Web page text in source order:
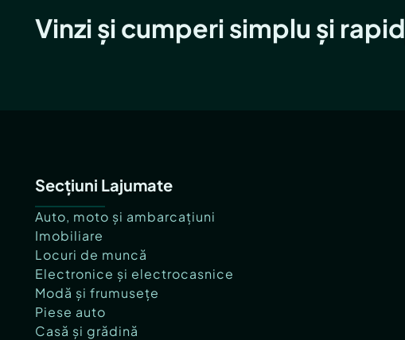
Vinzi și cumperi simplu și rapid
Secțiuni Lajumate
Auto, moto și ambarcațiuni
Imobiliare
Locuri de muncă
Electronice și electrocasnice
Modă și frumusețe
Piese auto
Casă și grădină